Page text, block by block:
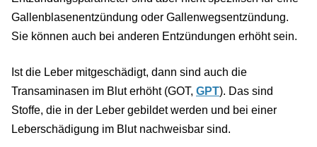
Gallenblasenentzündung oder Gallenwegsentzündung.
Sie können auch bei anderen Entzündungen erhöht sein.
Ist die Leber mitgeschädigt, dann sind auch die
Transaminasen im Blut erhöht (GOT, GPT). Das sind
Stoffe, die in der Leber gebildet werden und bei einer
Leberschädigung im Blut nachweisbar sind.